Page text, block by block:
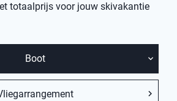
totaalprijs voor jouw skivakantie
Boot